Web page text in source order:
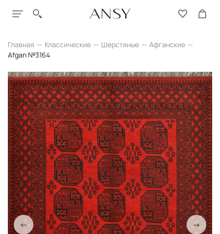
Главная Классические Шерстяные
Афганские
Afgan №3164
← →